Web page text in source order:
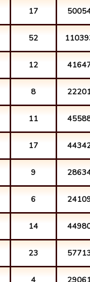
17
52
12
8
11
17
9
6
14
23